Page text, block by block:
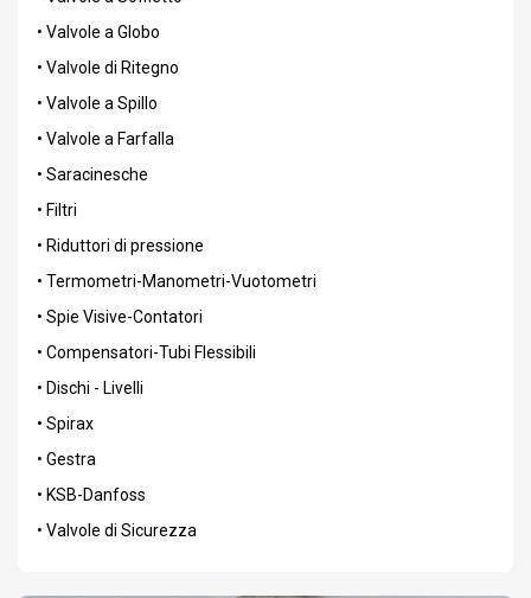
• Valvole a Globo
• Valvole di Ritegno
• Valvole a Spillo
• Valvole a Farfalla
• Saracinesche
• Filtri
• Riduttori di pressione
• Termometri-Manometri-Vuotometri
• Spie Visive-Contatori
• Compensatori-Tubi Flessibili
• Dischi - Livelli
• Spirax
• Gestra
• KSB-Danfoss
• Valvole di Sicurezza